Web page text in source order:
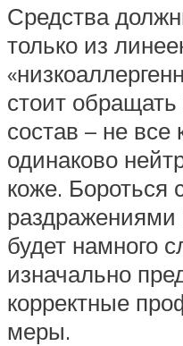
Средства
только из
стоит
состав – не все
одинаково
коже.
раздражениями
будет намного
изначально
корректные
меры.